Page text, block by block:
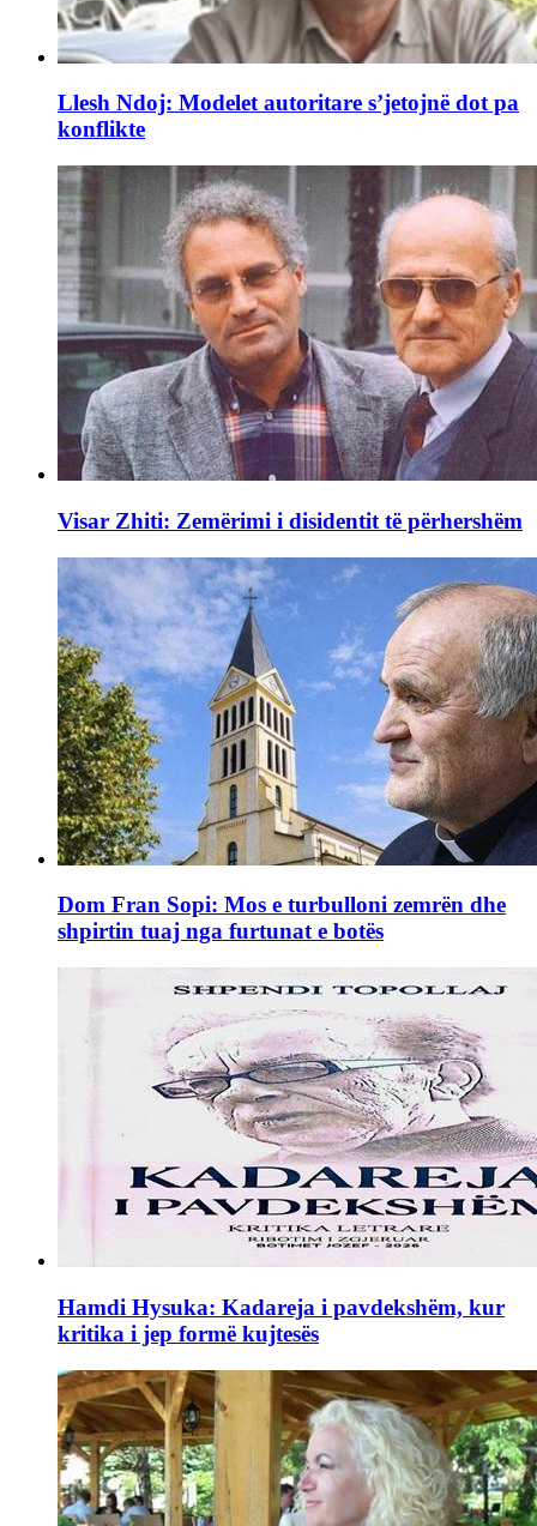
Llesh Ndoj: Modelet autoritare s’jetojnë dot pa
konflikte
Visar Zhiti: Zemërimi i disidentit të përhershëm
Dom Fran Sopi: Mos e turbulloni zemrën dhe
shpirtin tuaj nga furtunat e botës
Hamdi Hysuka: Kadareja i pavdekshëm, kur
kritika i jep formë kujtesës